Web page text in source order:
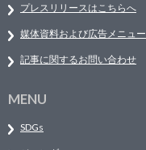
プレスリリースはこちらへ
媒体資料および広告メニュー
記事に関するお問い合わせ
MENU
SDGs